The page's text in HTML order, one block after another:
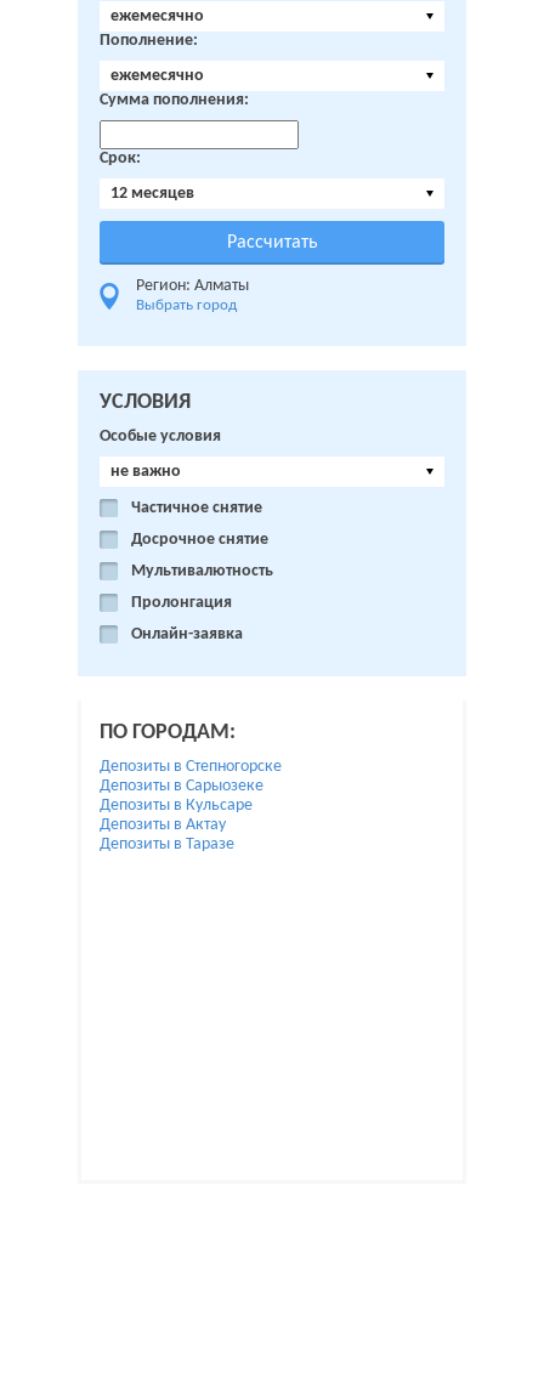
ежемесячно
Пополнение:
ежемесячно
Сумма пополнения:
Срок:
12 месяцев
Регион: Алматы
Выбрать город
УСЛОВИЯ
Особые условия
не важно
Частичное снятие
Досрочное снятие
Мультивалютность
Пролонгация
Онлайн-заявка
ПО ГОРОДАМ:
Депозиты в Степногорске
Депозиты в Сарыозеке
Депозиты в Кульсаре
Депозиты в Актау
Депозиты в Таразе